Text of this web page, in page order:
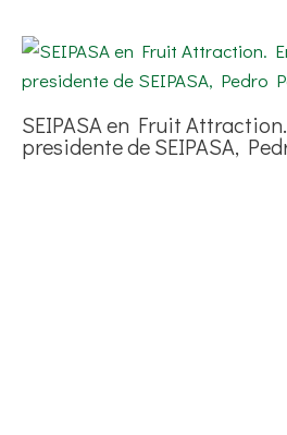
SEIPASA en Fruit
presidente de SEIPASA,